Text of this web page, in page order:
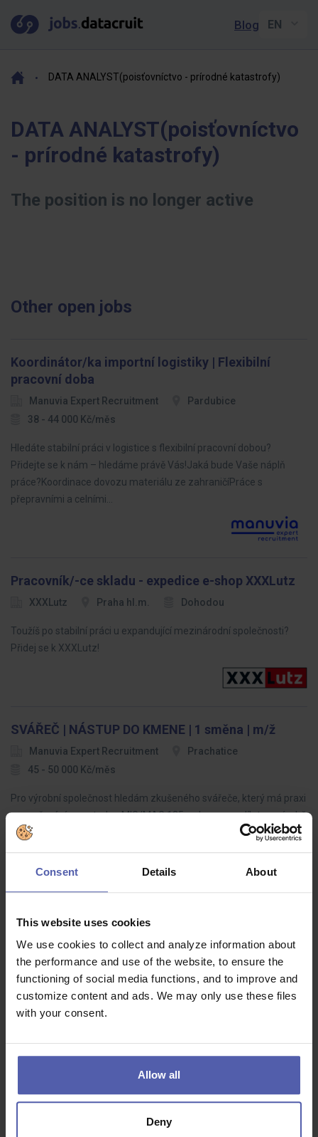
Consent Details About
This website uses cookies
We use cookies to collect and analyze information about
the performance and use of the website, to ensure the
functioning of social media functions, and to improve and
customize content and ads. We may only use these files
with your consent.
Allow all
Deny
Blog
DATA ANALYST(poisťovníctvo - prírodné katastrofy)
DATA ANALYST(poisťovníctvo
- prírodné katastrofy)
The position is no longer active
Other open jobs
Koordinátor/ka importní logistiky | Flexibilní
pracovní doba
Manuvia Expert Recruitment
Pardubice
38 - 44 000 Kč/měs
Hledáte stabilní práci v logistice s flexibilní pracovní dobou?
Přidejte se k nám – hledáme právě Vás!Jaká bude Vaše náplň
práce?Koordinace dovozu materiálu ze zahraničíPráce s
přepravními a celními…
Pracovník/-ce skladu - expedice e-shop XXXLutz
XXXLutz Praha hl.m. Dohodou
Toužíš po stabilní práci u expandující mezinárodní společnosti?
Přidej se k XXXLutz!
SVÁŘEČ | NÁSTUP DO KMENE | 1 směna | m/ž
Manuvia Expert Recruitment
Prachatice
45 - 50 000 Kč/měs
Pro výrobní společnost hledám zkušeného svářeče, který má praxi
se svařováním metodou MIG/MAG 135 a chce se podílet na výrobě
průmyslové vzduchotechniky a ventilátorů.Hledáme někoho, kdo
Pracovník mechanické údržby (M/Ž)
Hledáme spolehlivého a technicky zdatného pracovníka do týmu
mechanické údržby v moderním průmyslovém podniku. Budete
klíčovou součástí týmu zajišťujícího bezproblémový chod